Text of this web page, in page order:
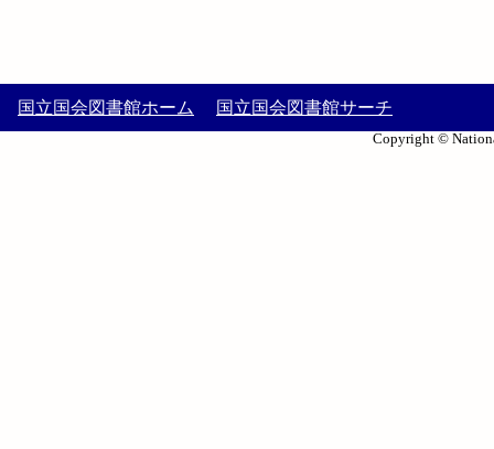
国立国会図書館ホーム 国立国会図書館サーチ
Copyright ©